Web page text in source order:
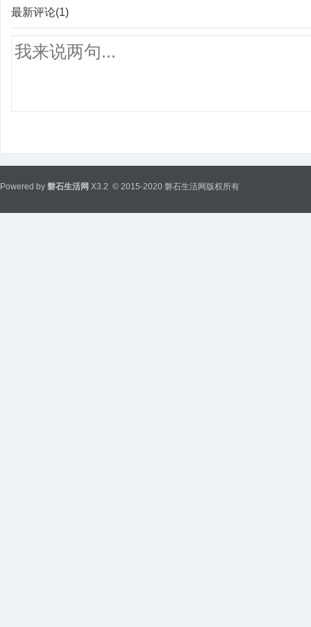
最新评论(1)
Powered by 磐石生活网 X3.2 © 2015-2020 磐石生活网版权所有